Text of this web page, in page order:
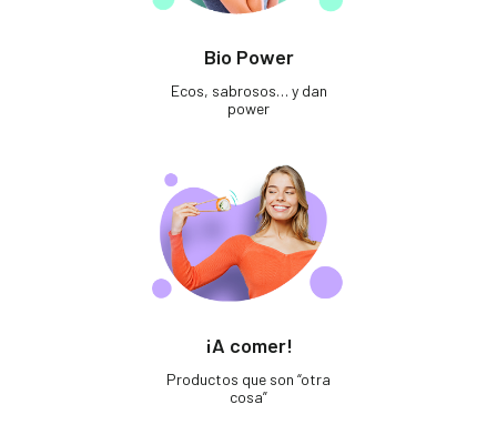
Bio Power
Ecos, sabrosos… y dan
power
¡A comer!
Productos que son “otra
cosa”